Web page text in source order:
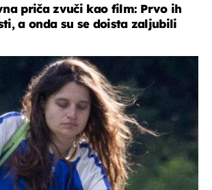
priča zvuči kao film: Prvo ih
a onda su se doista zaljubili